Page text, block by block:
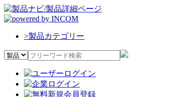
>製品カテゴリー